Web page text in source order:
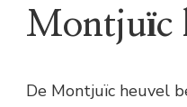
Montjuïc
De Montjuïc heuvel